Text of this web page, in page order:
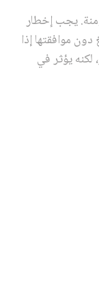
يجب إخطار
موافقتها إذا
لكنه يؤثر في